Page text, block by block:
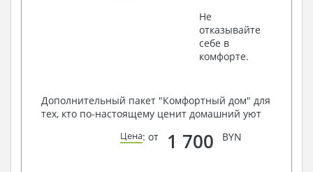
Не
отказывайте
себе в
комфорте.
Дополнительный пакет "Комфортный дом" для
тех, кто по-настоящему ценит домашний уют
Цена: от 1 700 BYN